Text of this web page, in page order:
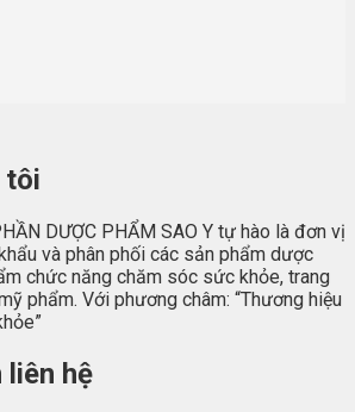
tôi
DƯỢC PHẨM SAO Y tự hào là đơn vị
và phân phối các sản phẩm dược
chức năng chăm sóc sức khỏe, trang
phẩm. Với phương châm: “Thương hiệu
liên hệ